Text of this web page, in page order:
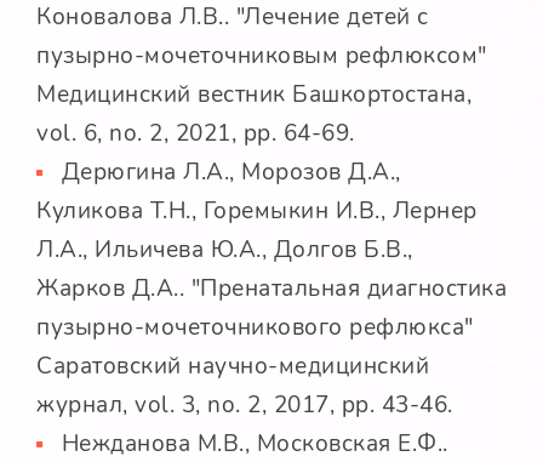
Коновалова Л.В.. "Лечение детей с
пузырно-мочеточниковым рефлюксом"
Медицинский вестник Башкортостана,
vol. 6, no. 2, 2021, pp. 64-69.
Дерюгина Л.А., Морозов Д.А.,
Куликова Т.Н., Горемыкин И.В., Лернер
Л.А., Ильичева Ю.А., Долгов Б.В.,
Жарков Д.А.. "Пренатальная диагностика
пузырно-мочеточникового рефлюкса"
Саратовский научно-медицинский
журнал, vol. 3, no. 2, 2017, pp. 43-46.
Нежданова М.В., Московская Е.Ф..